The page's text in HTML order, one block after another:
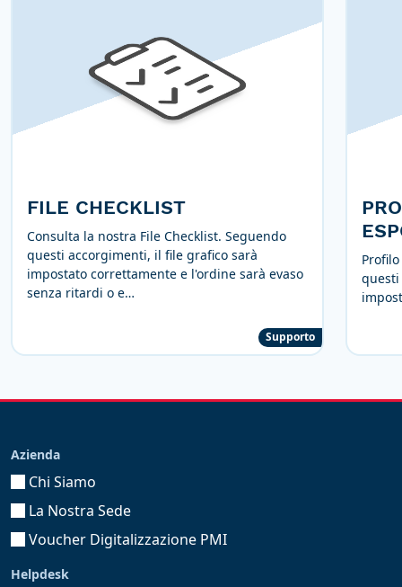
FILE CHECKLIST
Consulta la nostra File Checklist. Seguendo
questi accorgimenti, il file grafico sarà
impostato correttamente e l'ordine sarà evaso
senza ritardi o e…
Supporto
Azienda
Chi Siamo
La Nostra Sede
Voucher Digitalizzazione PMI
Helpdesk